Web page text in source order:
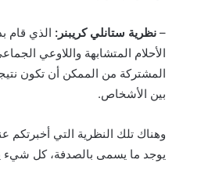
– نظرية ستانلي كريبنر: الذي قام
الأحلام المتشابهة واللاوعي
المشتركة من الممكن أن تكون
بين الأشخاص.
وهناك تلك النظرية التي أخبرتكم
يوجد ما يسمى بالصدفة، كل